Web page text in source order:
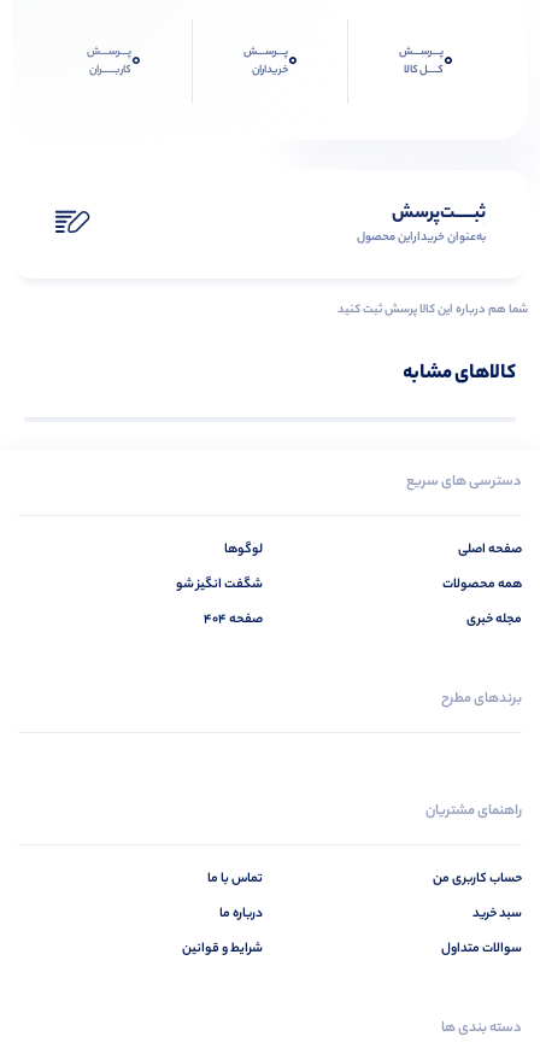
0پـــرســـش
کــــل کالا
0پـــرســـش
خریداران
0پـــرســـش
کاربـــــران
ثبـــــت‌پرسش
به‌عنوان ‌خریدار‌این‌ محصول
شما هم درباره این کالا پرسش ثبت کنید
کالاهای مشابه
دسترسی های سریع
صفحه اصلی
همه محصولات
مجله خبری
لوگوها
شگفت انگیز شو
صفحه 404
برندهای مطرح
راهنمای مشتریان
حساب کاربری من
سبد خرید
سوالات متداول
تماس با ما
درباره ما
شرایط و قوانین
دسته بندی ها